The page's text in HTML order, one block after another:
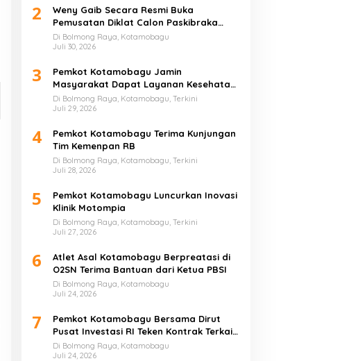
2
Weny Gaib Secara Resmi Buka
Pemusatan Diklat Calon Paskibraka
Kotamobagu
Di Bolmong Raya, Kotamobagu
Juli 30, 2026
3
Pemkot Kotamobagu Jamin
Masyarakat Dapat Layanan Kesehatan
Gratis
Di Bolmong Raya, Kotamobagu, Terkini
Juli 29, 2026
4
Pemkot Kotamobagu Terima Kunjungan
Tim Kemenpan RB
Di Bolmong Raya, Kotamobagu, Terkini
Juli 28, 2026
5
Pemkot Kotamobagu Luncurkan Inovasi
Klinik Motompia
Di Bolmong Raya, Kotamobagu, Terkini
Juli 27, 2026
6
Atlet Asal Kotamobagu Berpreatasi di
O2SN Terima Bantuan dari Ketua PBSI
Di Bolmong Raya, Kotamobagu
Juli 24, 2026
7
Pemkot Kotamobagu Bersama Dirut
Pusat Investasi RI Teken Kontrak Terkait
UMKM
Di Bolmong Raya, Kotamobagu
Juli 24, 2026